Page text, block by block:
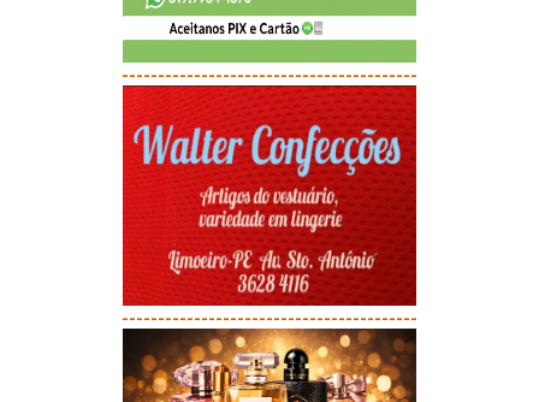
-----------------------------------------
-----------------------------------------